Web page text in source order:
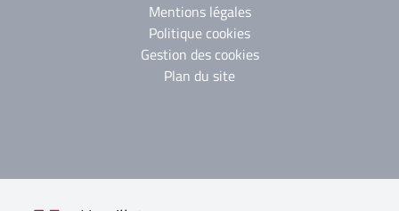
Mentions légales
Politique cookies
Gestion des cookies
Plan du site